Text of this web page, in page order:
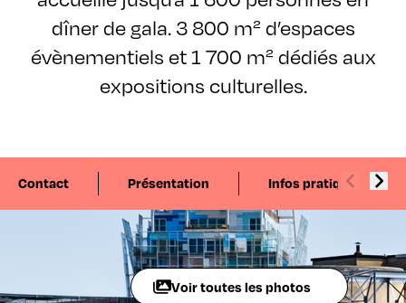
dîner de gala. 3 800 m² d’espaces
évènementiels et 1 700 m² dédiés aux
expositions culturelles.
Contact Présentation Infos pratiques
Voir toutes les photos